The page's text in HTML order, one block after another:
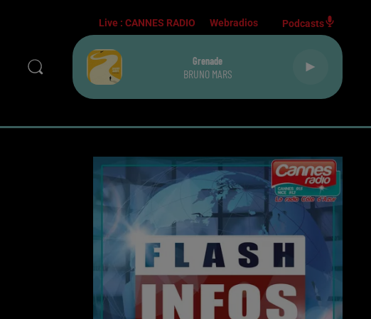
Live :CANNES RADIO Webradios Podcasts
Grenade
BRUNO MARS